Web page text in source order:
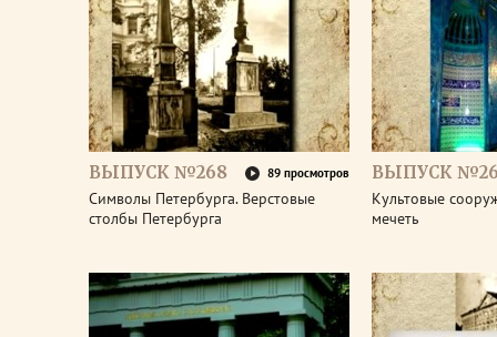
ВЫПУСК №268 89 просмотров
Символы Петербурга. Верстовые
столбы Петербурга
ВЫПУСК
Культовые
мечеть